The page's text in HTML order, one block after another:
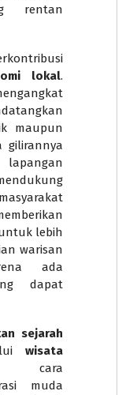
rentan
lokal.
maupun
gilirannya
lebih
warisan
ada
dapat
sejarah
wisata
cara
muda